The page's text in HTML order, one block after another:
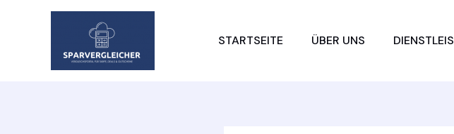
STARTSEITE ÜBER UNS